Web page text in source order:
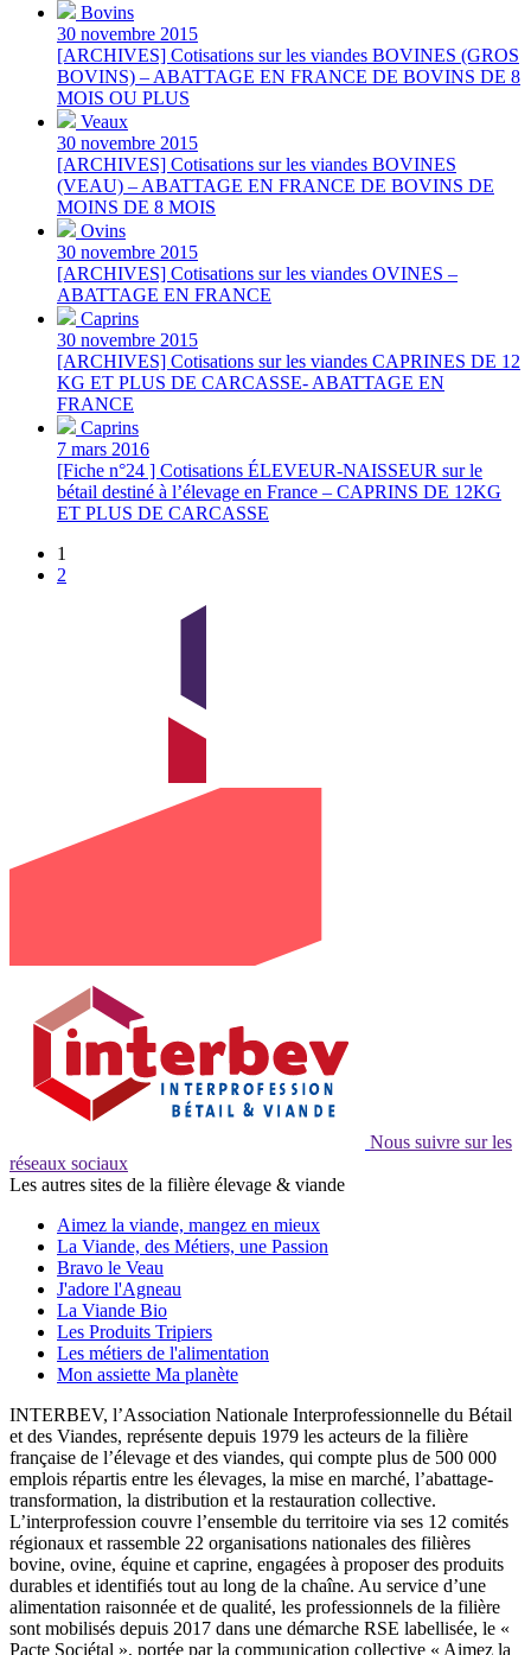
Bovins
30 novembre 2015
[ARCHIVES] Cotisations sur les viandes BOVINES (GROS
BOVINS) – ABATTAGE EN FRANCE DE BOVINS DE 8
MOIS OU PLUS
Veaux
30 novembre 2015
[ARCHIVES] Cotisations sur les viandes BOVINES
(VEAU) – ABATTAGE EN FRANCE DE BOVINS DE
MOINS DE 8 MOIS
Ovins
30 novembre 2015
[ARCHIVES] Cotisations sur les viandes OVINES –
ABATTAGE EN FRANCE
Caprins
30 novembre 2015
[ARCHIVES] Cotisations sur les viandes CAPRINES DE 12
KG ET PLUS DE CARCASSE- ABATTAGE EN
FRANCE
Caprins
7 mars 2016
[Fiche n°24 ] Cotisations ÉLEVEUR-NAISSEUR sur le
bétail destiné à l’élevage en France – CAPRINS DE 12KG
ET PLUS DE CARCASSE
1
2
Nous suivre sur les
réseaux sociaux
Les autres sites de la filière élevage & viande
Aimez la viande, mangez en mieux
La Viande, des Métiers, une Passion
Bravo le Veau
J'adore l'Agneau
La Viande Bio
Les Produits Tripiers
Les métiers de l'alimentation
Mon assiette Ma planète
INTERBEV, l’Association Nationale Interprofessionnelle du Bétail
et des Viandes, représente depuis 1979 les acteurs de la filière
française de l’élevage et des viandes, qui compte plus de 500 000
emplois répartis entre les élevages, la mise en marché, l’abattage-
transformation, la distribution et la restauration collective.
L’interprofession couvre l’ensemble du territoire via ses 12 comités
régionaux et rassemble 22 organisations nationales des filières
bovine, ovine, équine et caprine, engagées à proposer des produits
durables et identifiés tout au long de la chaîne. Au service d’une
alimentation raisonnée et de qualité, les professionnels de la filière
sont mobilisés depuis 2017 dans une démarche RSE labellisée, le «
Pacte Sociétal », portée par la communication collective « Aimez la